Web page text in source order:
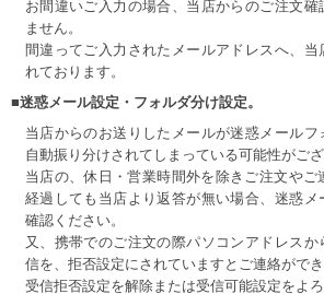
お間違いご入力の場合、当店からのご注文確
ません。
間違ってご入力されたメールアドレスへ、当
れております。
■迷惑メール設定・フォルダ分け設定。
当店からのお送りしたメールが迷惑メール
自動振り分けされてしまっている可能性がござ
当店の、休日・営業時間外を除きご注文やご
経過しても当店より返答が無い場合、迷惑
確認ください。
又、携帯でのご注文の際パソコンアドレス
信を、拒否設定にされていますとご連絡ができ
受信拒否設定を解除または受信可能設定をよろ